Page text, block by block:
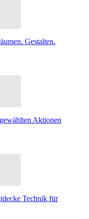
Gestalten.
Aktionen
Technik für